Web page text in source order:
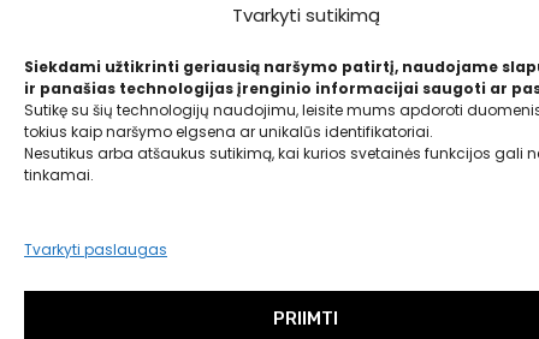
Tvarkyti sutikimą
Siekdami užtikrinti geriausią naršymo patirtį, naudojame
ir panašias technologijas įrenginio informacijai saugoti ar
Sutikę su šių technologijų naudojimu, leisite mums apdoroti
tokius kaip naršymo elgsena ar unikalūs identifikatoriai.
Nesutikus arba atšaukus sutikimą, kai kurios svetainės funkcijos gali
tinkamai.
Tvarkyti paslaugas
PRIIMTI
309,00 €
199,00 €